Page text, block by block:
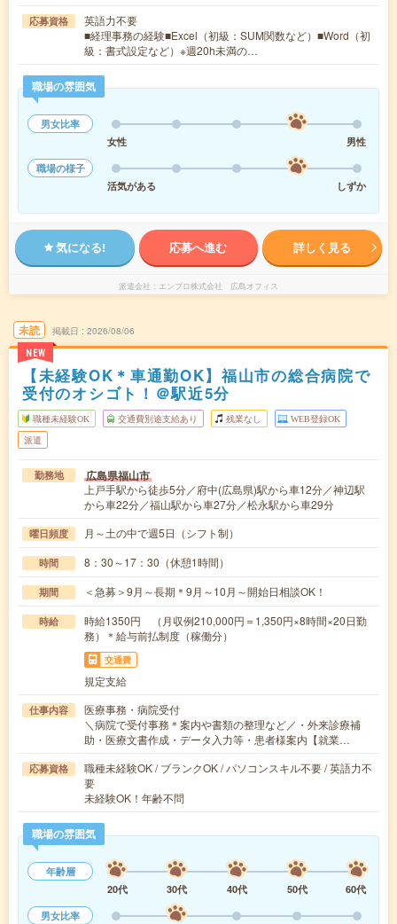
応募資格
英語力不要
■経理事務の経験■Excel（初級：SUM関数など）■Word（初
級：書式設定など）※週20h未満の…
職場の雰囲気
男女比率
女性
男性
職場の様子
活気がある
しずか
気になる! 応募へ進む 詳しく見る
派遣会社 エンプロ株式会社 広島オフィス
未読
NEW
掲載日 2026/08/06
【未経験OK＊車通勤OK】福山市の総合病院で
受付のオシゴト！＠駅近5分
職種未経験OK 交通費別途支給あり 残業なし WEB登録OK
派遣
勤務地 広島県福山市
上戸手駅から徒歩5分／府中(広島県)駅から車12分／神辺駅
から車22分／福山駅から車27分／松永駅から車29分
曜日頻度 月～土の中で週5日（シフト制）
時間 8：30～17：30（休憩1時間）
期間 ＜急募＞9月～長期＊9月～10月～開始日相談OK！
時給
時給1350円 （月収例210,000円＝1,350円×8時間×20日勤
務）＊給与前払制度（稼働分）
交通費
規定支給
仕事内容
医療事務・病院受付
＼病院で受付事務＊案内や書類の整理など／・外来診療補
助・医療文書作成・データ入力等・患者様案内【就業…
応募資格
職種未経験OK / ブランクOK / パソコンスキル不要 / 英語力不
要
未経験OK！年齢不問
職場の雰囲気
年齢層
20代
30代 40代 50代
60代
男女比率